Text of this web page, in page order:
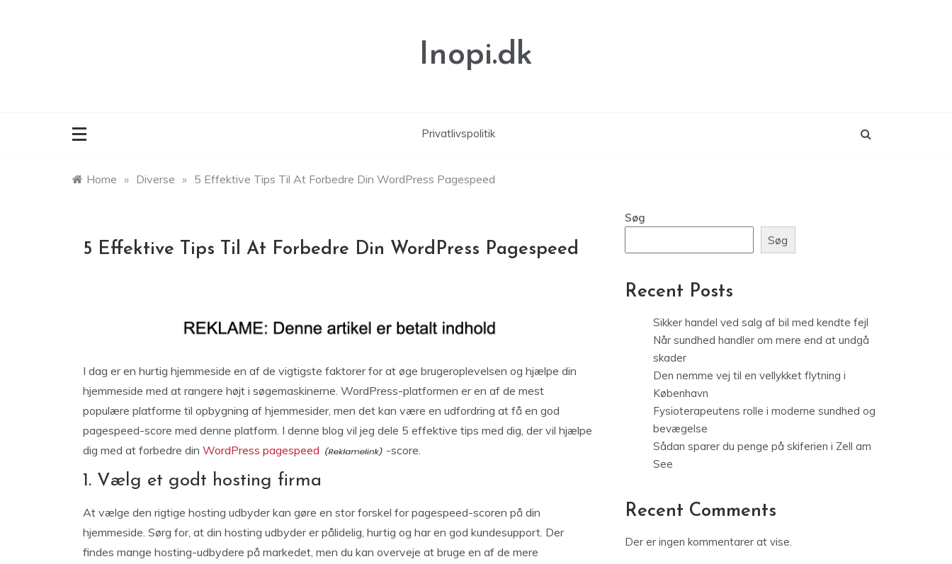
Inopi.dk
Privatlivspolitik
Home » Diverse » 5 Effektive Tips Til At Forbedre Din WordPress Pagespeed
5 Effektive Tips Til At Forbedre Din WordPress Pagespeed
I dag er en hurtig hjemmeside en af de vigtigste faktorer for at øge brugeroplevelsen og hjælpe din
hjemmeside med at rangere højt i søgemaskinerne. WordPress-platformen er en af de mest
populære platforme til opbygning af hjemmesider, men det kan være en udfordring at få en god
pagespeed-score med denne platform. I denne blog vil jeg dele 5 effektive tips med dig, der vil hjælpe
dig med at forbedre din WordPress pagespeed -score.
1. Vælg et godt hosting firma
At vælge den rigtige hosting udbyder kan gøre en stor forskel for pagespeed-scoren på din
hjemmeside. Sørg for, at din hosting udbyder er pålidelig, hurtig og har en god kundesupport. Der
findes mange hosting-udbydere på markedet, men du kan overveje at bruge en af de mere
Søg
Søg
Recent Posts
Sikker handel ved salg af bil med kendte fejl
Når sundhed handler om mere end at undgå
skader
Den nemme vej til en vellykket flytning i
København
Fysioterapeutens rolle i moderne sundhed og
bevægelse
Sådan sparer du penge på skiferien i Zell am
See
Recent Comments
Der er ingen kommentarer at vise.